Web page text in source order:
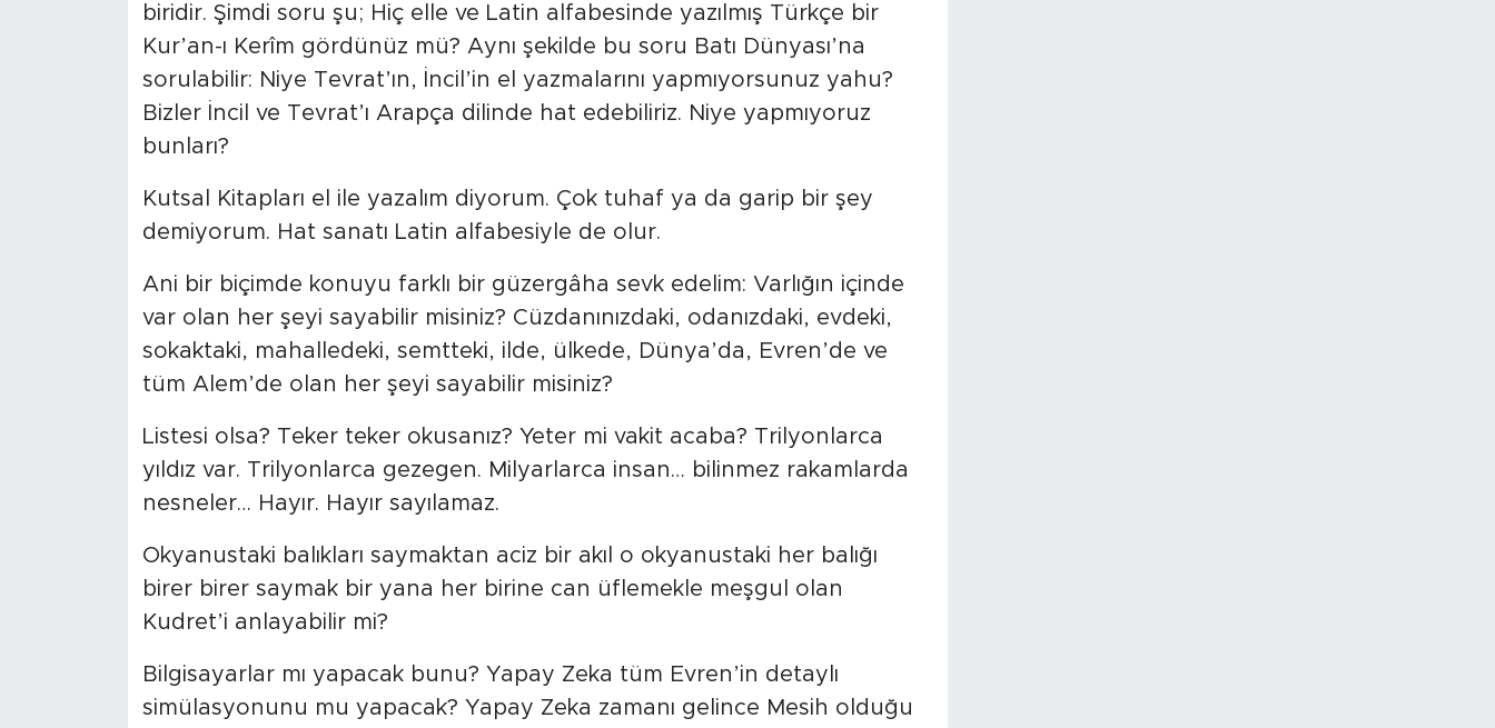
biridir. Şimdi soru şu; Hiç elle ve Latin alfabesinde yazılmış Türkçe bir
Kur’an-ı Kerîm gördünüz mü? Aynı şekilde bu soru Batı Dünyası’na
sorulabilir: Niye Tevrat’ın, İncil’in el yazmalarını yapmıyorsunuz yahu?
Bizler İncil ve Tevrat’ı Arapça dilinde hat edebiliriz. Niye yapmıyoruz
bunları?
Kutsal Kitapları el ile yazalım diyorum. Çok tuhaf ya da garip bir şey
demiyorum. Hat sanatı Latin alfabesiyle de olur.
Ani bir biçimde konuyu farklı bir güzergâha sevk edelim: Varlığın içinde
var olan her şeyi sayabilir misiniz? Cüzdanınızdaki, odanızdaki, evdeki,
sokaktaki, mahalledeki, semtteki, ilde, ülkede, Dünya’da, Evren’de ve
tüm Alem’de olan her şeyi sayabilir misiniz?
Listesi olsa? Teker teker okusanız? Yeter mi vakit acaba? Trilyonlarca
yıldız var. Trilyonlarca gezegen. Milyarlarca insan… bilinmez rakamlarda
nesneler… Hayır. Hayır sayılamaz.
Okyanustaki balıkları saymaktan aciz bir akıl o okyanustaki her balığı
birer birer saymak bir yana her birine can üflemekle meşgul olan
Kudret’i anlayabilir mi?
Bilgisayarlar mı yapacak bunu? Yapay Zeka tüm Evren’in detaylı
simülasyonunu mu yapacak? Yapay Zeka zamanı gelince Mesih olduğu